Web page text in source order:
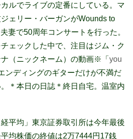
ルでライブの定番にしている。マ
ェリー・バーガンがWounds to
妻で50周年コンサートを行った。
ェックした中で、注目はジム・ク
（ニックネーム）の動画※「 you
ンディングのギターだけが不満だ
＊本日の日誌＊終日自宅。温室内
平均」 東京証券取引所は今年最後
均株価の終値は2万7444円17銭